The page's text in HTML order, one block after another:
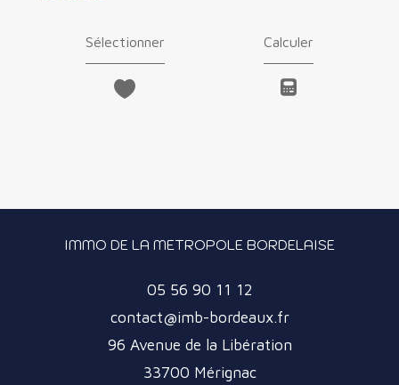
Sélectionner Calculer
IMMO DE LA METROPOLE BORDELAISE
05 56 90 11 12
contact@imb-bordeaux.fr
96 Avenue de la Libération
33700
Mérignac